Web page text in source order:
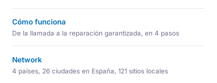
Cómo funciona
De la llamada a la reparación garantizada, en 4 pasos
Network
4 países, 26 ciudades en España, 121 sitios locales